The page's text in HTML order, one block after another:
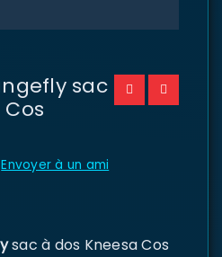
sac
Envoyer à un ami
sac à dos Kneesa Cos